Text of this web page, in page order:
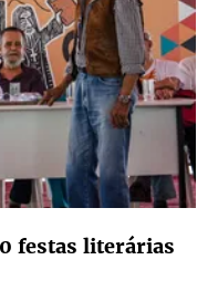
festas literárias